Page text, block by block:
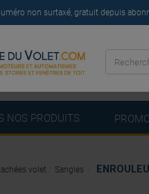
non surtaxé, gratuit depuis
NOS PRODUITS
volet Sangles